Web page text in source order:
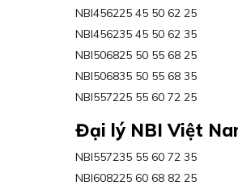
NBI456225 45 50 62 25
NBI456235 45 50 62 35
NBI506825 50 55 68 25
NBI506835 50 55 68 35
NBI557225 55 60 72 25
Đại lý NBI Việt
NBI557235 55 60 72 35
NBI608225 60 68 82 25